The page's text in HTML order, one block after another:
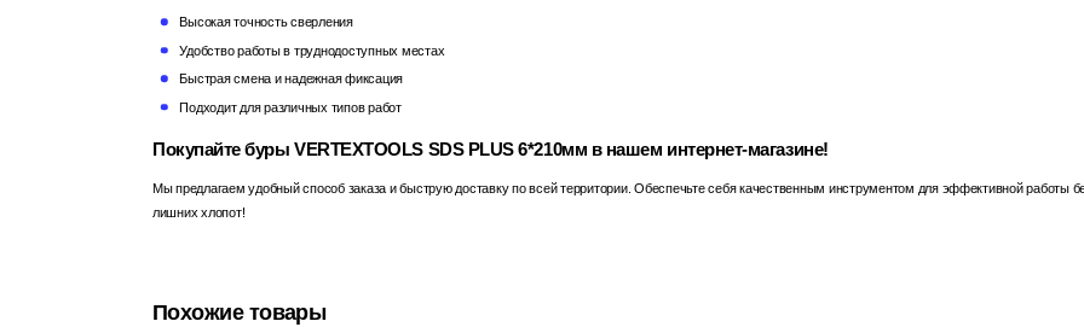
Высокая точность сверления
Удобство работы в труднодоступных местах
Быстрая смена и надежная фиксация
Подходит для различных типов работ
Покупайте буры VERTEXTOOLS SDS PLUS 6*210мм в нашем интернет-магазине!
Мы предлагаем удобный способ заказа и быструю доставку по всей территории. Обеспечьте себя качественным инструментом для эффективной работы
лишних хлопот!
Похожие товары